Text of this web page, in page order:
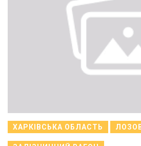
ХАРКІВСЬКА ОБЛАСТЬ